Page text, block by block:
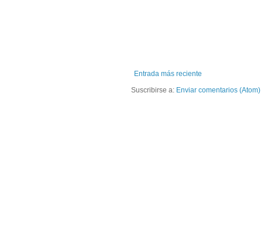
Entrada más reciente
Suscribirse a: Enviar comentarios (Atom)